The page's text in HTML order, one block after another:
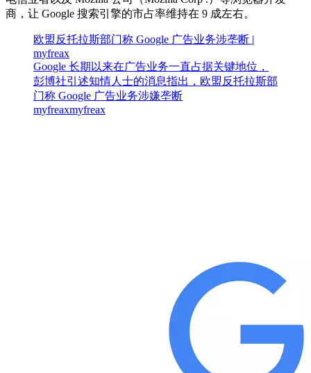
商，让 Google 搜索引擎的市占率维持在 9 成左右。
欧盟反托拉斯部门称 Google 广告业务涉垄断 |
myfreax
Google 长期以来在广告业务一直占据关键地位，
彭博社引述知情人士的消息指出，欧盟反托拉斯部
门称 Google 广告业务涉嫌垄断
myfreaxmyfreax